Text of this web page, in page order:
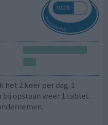
het 2 keer per dag. 1
opstaan weer 1 tablet.